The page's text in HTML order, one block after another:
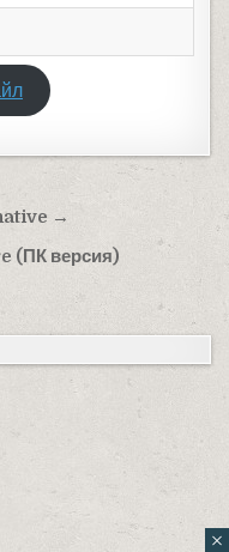
→
(ПК версия)